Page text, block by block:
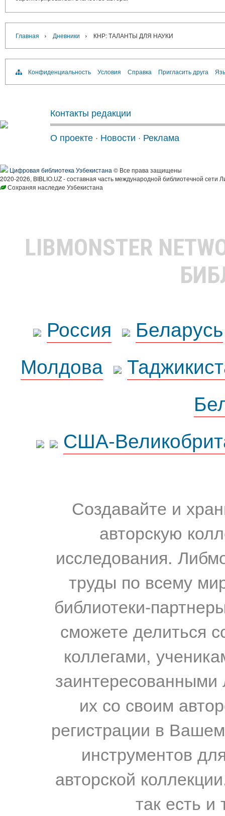
Главная › Дневники › КНР: ТАЛАНТЫ ДЛЯ НАУКИ
Конфиденциальность Условия Справка Пригласить друга
Контакты редакции
О проекте · Новости · Реклама
Цифровая библиотека Узбекистана © Все права защищены
2020-2026, BIBLIO.UZ - составная часть международной библиотечной сети
Сохраняя наследие Узбекистана
LIBMONSTER
Россия
Беларусь
Молдова
США-
Создавайте и
авторскую
исследования.
труды по всему
библиотеки-
сможете делиться
коллегами,
их со своим
регистрации в
инструментов
авторской
так есть и